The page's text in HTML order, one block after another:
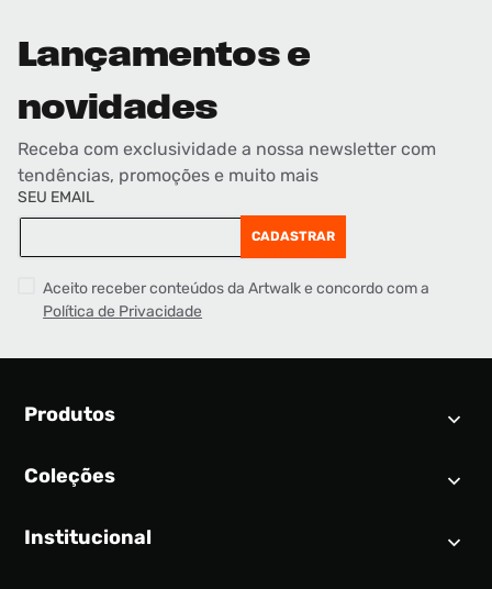
Lançamentos e
novidades
Receba com exclusividade a nossa newsletter com
tendências, promoções e muito mais
SEU EMAIL
CADASTRAR
Aceito receber conteúdos da Artwalk e concordo com a
Política de Privacidade
Produtos
Calendário SNEAKER
Tênis
Coleções
Air Jordan 1
Institucional